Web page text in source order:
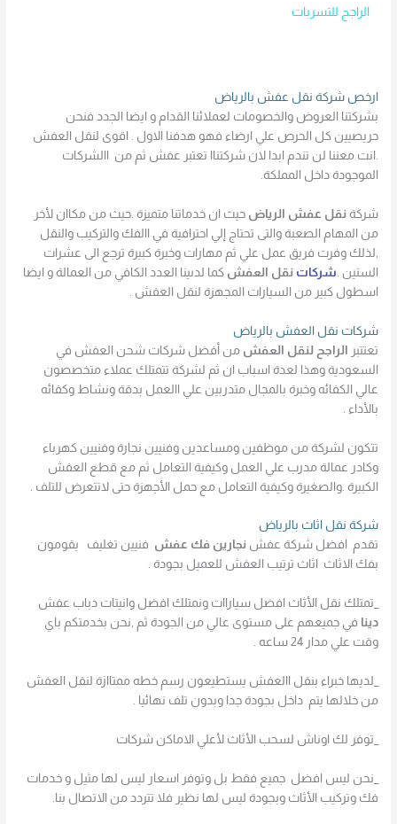
الراجح للتسربات
ارخص شركة نقل عفش بالرياض
بشركتنا العروض والخصومات لعملائنا القدام و ايضا الجدد فنحن
حريصيين كل الحرص علي ارضاء فهو هدفنا الاول . اقوى لنقل العفش
.انت معننا لن تندم ابدا لان شركتناا تعتبر عفش ثم من االشركات
الموجودة داخل المملكة.
شركة نقل عفش الرياض حيث ان خدماتنا متميزة .حيث من مكاان لأخر
من المهام الصعبة والتى تحتاج إلي احترافية في االفك والتركيب والنقل
,لذلك وفرت فريق عمل علي ثم مهارات وخبرة كبيرة ترجع الى عشرات
السنين . شركات نقل العفش كما لدىينا العدد الكافي من العمالة و ايضا
اسطول كبير من السيارات المجهزة لنقل العفش .
شركات نقل العفش بالرياض
تعتتبر الراجح لنقل العفش من أفضل شركات شحن العفش في
السعودية وهذا لعدة اسباب ان ثم لشركة تتمتلك عملاء متخصصون
عالي الكفائه وخبرة بالمجال متدربين علي االعمل بدقة ونشاط وكفائه
بالأداء .
تتكون لشركة من موظفين ومساعدين وفنيين نجارة وفنيين كهرباء
وكادر عمالة مدرب علي العمل وكيفية التعامل ثم مع قطع العفش
الكبيرة .والصغيرة وكيفية التعامل مع حمل الأجهزة حتى لاتتعرض للتلف .
شركة نقل اثاث بالرياض
تقدم افضل شركة عفش نجارين فك عفش فنيين تغليف يقومون
بفك الاثاث اثاث ترتيب العفش للعميل بجودة .
_تمتلك نقل الأثاث افضل سياراات ونمتلك افضل وانيتات دباب عفش
دينا في جميعهم على مستوى عالي من الجودة ثم ,نحن بخدمتكم باي
وقت علي مدار 24 ساعه .
_لديها خبراء بنقل االعفش يستطيعون رسم خطه ممتاازة لنقل العفش
من خلالها يتم داخل بجودة جدا وبدون تلف نهائيا .
_توفر لك اوناش لسحب الأثاث لأعلي الاماكن شركات
_نحن ليس افضل جميع فقط بل وتوفر اسعار ليس لها مثيل و خدمات
فك وتركيب الأثاث وبجودة ليس لها نظير فلا تتردد من الاتصال بنا.